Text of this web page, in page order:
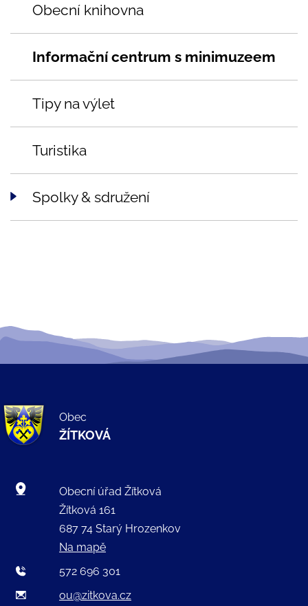
Obecní knihovna
Informační centrum s minimuzeem
Tipy na výlet
Turistika
Spolky & sdružení
Obec
ŽÍTKOVÁ
Obecní úřad Žítková
Žítková 161
687 74 Starý Hrozenkov
Na mapě
572 696 301
ou@zitkova.cz